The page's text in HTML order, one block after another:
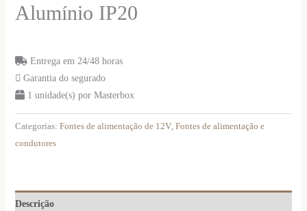
Alumínio IP20
Entrega em 24/48 horas
Garantia do segurado
1 unidade(s) por Masterbox
Categorias: Fontes de alimentação de 12V, Fontes de alimentação e
condutores
Descrição